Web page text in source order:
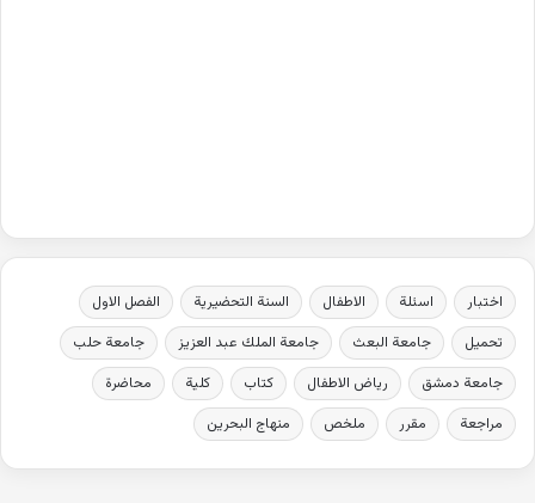
اختبار اسئلة الاطفال السنة التحضيرية
الفصل الاول
تحميل
جامعة البعث جامعة الملك عبد العزيز
جامعة حلب
جامعة دمشق
رياض الاطفال كتاب كلية
محاضرة
مراجعة
مقرر ملخص منهاج البحرين